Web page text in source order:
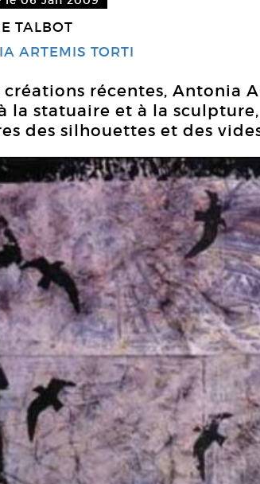
TALBOT
ARTEMIS TORTI
créations récentes, Antonia
la statuaire et à la
des silhouettes et des